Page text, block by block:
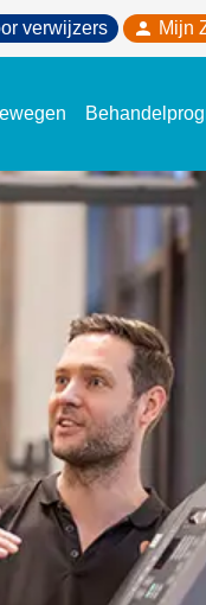
verwijzers Mijn